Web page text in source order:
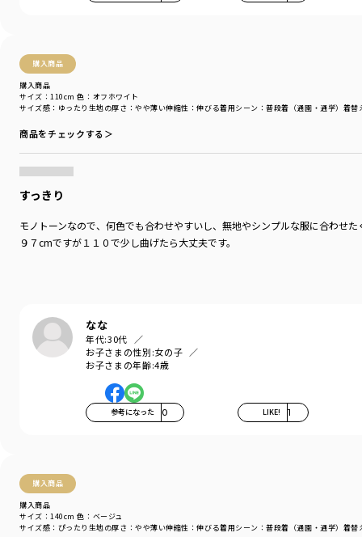
購入商品
購入商品
サイズ感 ：ゆったり 生地の厚さ ：やや薄い伸縮性 ：伸びる着用シーン ：普段着（通園・通学） 着替
サイズ：110cm 色：オフホワイト
商品をチェックする＞
すっきり
モノトーンなので、何色でも合わせやすいし、無地やシンプルな服に合わせ
９７cmですが１１０で少し曲げたら大丈夫です。
なな
年代:30代
お子さまの性別:女の子
お子さまの年齢:4歳
参考になった 0 LIKE! 1
購入商品
購入商品
サイズ感 ：ぴったり 生地の厚さ ：やや薄い伸縮性 ：伸びる着用シーン ：普段着（通園・通学） 着替
サイズ：140cm 色：ベージュ